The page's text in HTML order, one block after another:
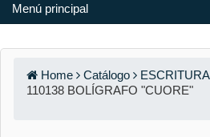
Menú principal
Home Catálogo ESCRITURA
110138 BOLÍGRAFO "CUORE"